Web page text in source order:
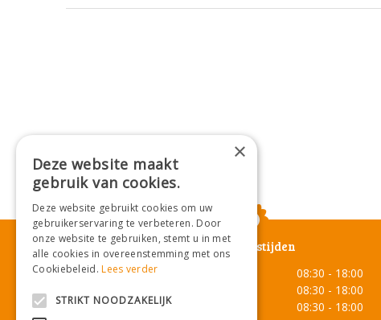
Openingstijden
Maandag
08:30 - 18:00
08:30 - 18:00
Woensdag
08:30 - 18:00
×
Deze website maakt
gebruik van cookies.
Deze website gebruikt cookies om uw
gebruikerservaring te verbeteren. Door
onze website te gebruiken, stemt u in met
alle cookies in overeenstemming met ons
Cookiebeleid.Lees verder
STRIKT NOODZAKELIJK